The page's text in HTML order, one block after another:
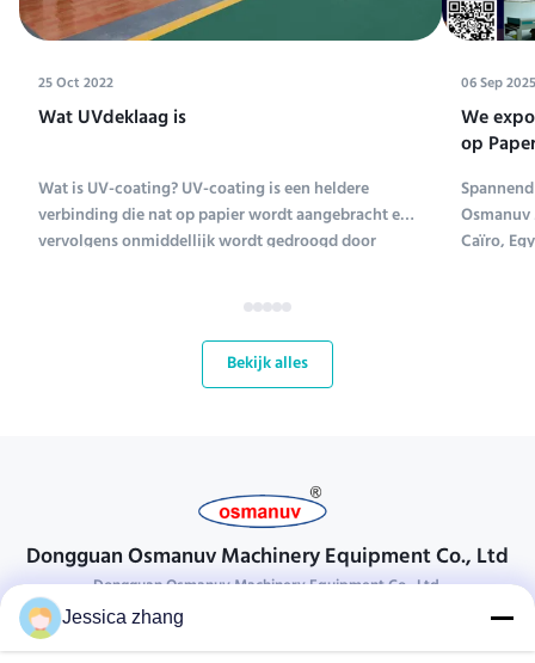
25 Oct 2022
Wat UVdeklaag is
Wat is UV-coating? UV-coating is een heldere
verbinding die nat op papier wordt aangebracht en
vervolgens onmiddellijk wordt gedroogd door
ultraviolet coating). Verschillende soorten
verbindingen worden gebruikt om papier te coaten;
06 Sep 2025
We
op
Caïro,
Bekijk alles
Dongguan Osmanuv Machinery Equipment Co., Ltd
Dongguan Osmanuv Machinery Equipment Co., Ltd.
Neem contact op.
Jessica zhang